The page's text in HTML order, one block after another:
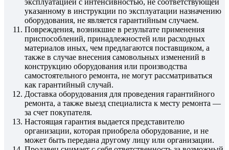
указанному в инструкции по эксплуатации назначению
оборудования, не является гарантийным случаем.
Повреждения, возникшие в результате применения
приспособлений, принадлежностей или расходных
материалов иных, чем предлагаются поставщиком, а
также в случае внесения самовольных изменений в
конструкцию оборудования или производства
самостоятельного ремонта, не могут рассматриваться
как гарантийный случай.
Доставка оборудования для проведения гарантийного
ремонта, а также выезд специалиста к месту ремонта —
за счет покупателя.
Настоящая гарантия выдается представителю
организации, которая приобрела оборудование, и не
может быть передана другому лицу или организации.